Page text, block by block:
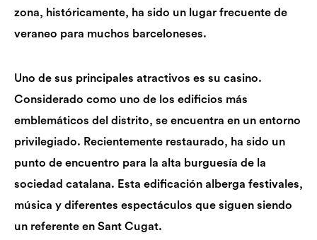
zona, históricamente, ha sido un lugar frecuente de
veraneo para muchos barceloneses.
Uno de sus principales atractivos es su casino.
Considerado como uno de los edificios más
emblemáticos del distrito, se encuentra en un entorno
privilegiado. Recientemente restaurado, ha sido un
punto de encuentro para la alta burguesía de la
sociedad catalana. Esta edificación alberga festivales,
música y diferentes espectáculos que siguen siendo
un referente en Sant Cugat.